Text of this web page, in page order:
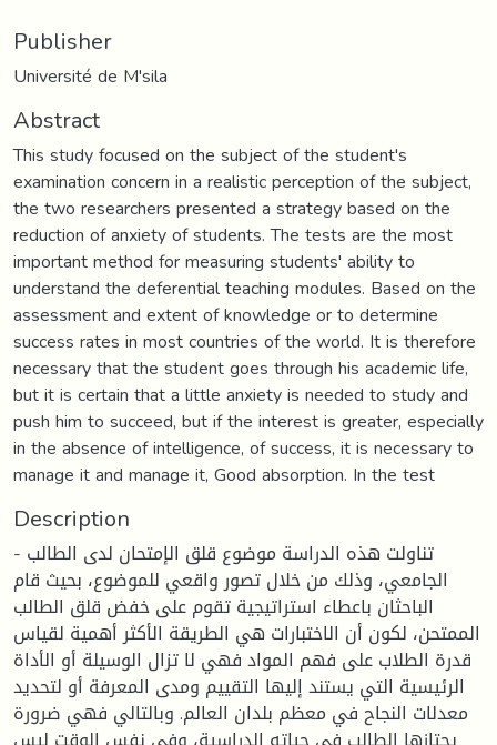
Publisher
Université de M'sila
Abstract
This study focused on the subject of the student's
examination concern in a realistic perception of the subject,
the two researchers presented a strategy based on the
reduction of anxiety of students. The tests are the most
important method for measuring students' ability to
understand the deferential teaching modules. Based on the
assessment and extent of knowledge or to determine
success rates in most countries of the world. It is therefore
necessary that the student goes through his academic life,
but it is certain that a little anxiety is needed to study and
push him to succeed, but if the interest is greater, especially
in the absence of intelligence, of success, it is necessary to
manage it and manage it, Good absorption. In the test
Description
- تناولت هذه الدراسة موضوع قلق الإمتحان لدى الطالب
الجامعي، وذلك من خلال تصور واقعي للموضوع، بحيث قام
الباحثان باعطاء استراتيجية تقوم على خفض قلق الطالب
الممتحن، لكون أن الاختبارات هي الطريقة الأكثر أهمية لقياس
قدرة الطلاب على فهم المواد فهي لا تزال الوسيلة أو الأداة
الرئيسية التي يستند إليها التقييم ومدى المعرفة أو لتحديد
معدلات النجاح في معظم بلدان العالم. وبالتالي فهي ضرورة